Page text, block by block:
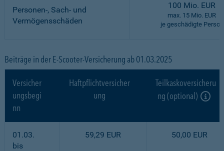
Personen-, Sach- und
Vermögensschäden
100 Mio. EUR
max. 15 Mio. EUR
je geschädigte Person
Beiträge in der E-Scooter-Versicherung ab 01.03.2025
Versicher
ungsbegi
nn
Haftpflichtversicher
ung
Teilkaskoversicheru
ng (optional)
01.03.
bis
59,29 EUR 50,00 EUR